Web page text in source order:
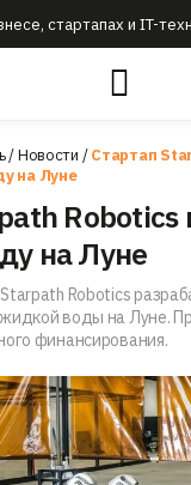
стартапах и IT-
/Новости /Стартап
на Луне
Robotics
на Луне
Robotics
воды на Луне.
финансирования.